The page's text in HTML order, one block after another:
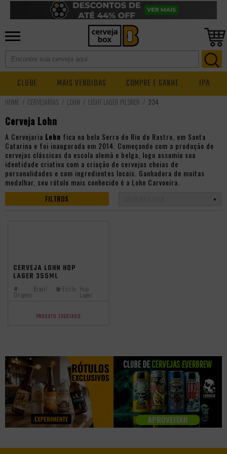
CLUBE MAIS VENDIDAS COMPRE E GANHE IPA
CERVEJARIAS LOHN LIGHT LAGER PILSNER 234
Cerveja Lohn
A Cervejaria Lohn fica na bela Serra do Rio do Rastro, em Santa
Catarina e foi inaugurada em 2014. Começando com a produção de
cervejas clássicas da escola alemã e belga, logo assumiu sua
identidade criativa com a criação de cervejas cheias de
personalidades e com ingredientes locais. Ganhadora de muitas
medalhar, seu rótulo mais conhecido é a Lohn Carvoeira.
FILTROS
CERVEJA LOHN HOP
LAGER 355ML
Origem:
Brasil Estilo: Hop
Lager
PRODUTO ESGOTADO